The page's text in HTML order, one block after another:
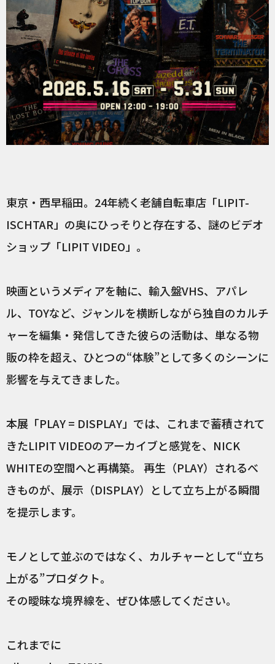
東京・西早稲田。24年続く老舗自転車店「LIPIT-
ISCHTAR」の奥にひっそりと存在する、謎のビデオ
ショップ「LIPIT VIDEO」。
映画というメディアを軸に、輸入盤VHS、アパレ
ル、TOYなど、ジャンルを横断しながら独自のカルチ
ャーを編集・発信してきた彼らの活動は、単なる物
販の枠を超え、ひとつの“体験”として多くのシーンに
影響を与えてきました。
本展「PLAY = DISPLAY」では、これまで蓄積されて
きたLIPIT VIDEOのアーカイブと感覚を、NICK
WHITEの空間へと再構築。 再生（PLAY）されるべ
きものが、展示（DISPLAY）として立ち上がる瞬間
を提示します。
モノとして並ぶのではなく、カルチャーとして“立ち
上がる”プロダクト。
その曖昧な境界線を、ぜひ体感してください。
これまでに